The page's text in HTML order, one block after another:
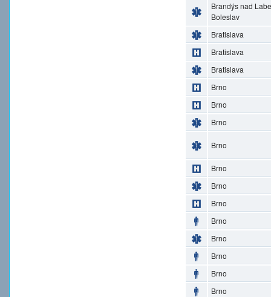
Brandýs nad
Boleslav
Bratislava
Bratislava
Bratislava
Brno
Brno
Brno
Brno
Brno
Brno
Brno
Brno
Brno
Brno
Brno
Brno